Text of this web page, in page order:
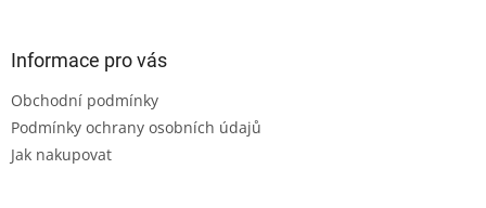
Informace pro vás
Obchodní podmínky
Podmínky ochrany osobních údajů
Jak nakupovat